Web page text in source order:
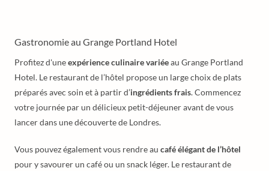
Gastronomie au Grange Portland Hotel
Profitez d'uneexpérience culinaire variéeau Grange Portland
Hotel. Le restaurant de l’hôtel propose un large choix de plats
préparés avec soin et à partir d’ingrédients frais. Commencez
votre journée par un délicieux petit-déjeuner avant de vous
lancer dans une découverte de Londres.
Vous pouvez également vous rendre au café élégant de l’hôtel
pour y savourer un café ou un snack léger. Le restaurant de